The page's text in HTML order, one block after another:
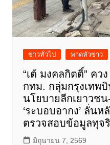
ข่าวทั่วไป พาดหัวข่าว
“เต้ มงคลกิตติ์” คว
กทม. กลุ่มกรุงเทพ
นโยบายลีกเยาวช
‘ระบอบอากง’ ลั่นห
ตรวจสอบข้อมูลทุจ
มิถุนายน 7, 2569